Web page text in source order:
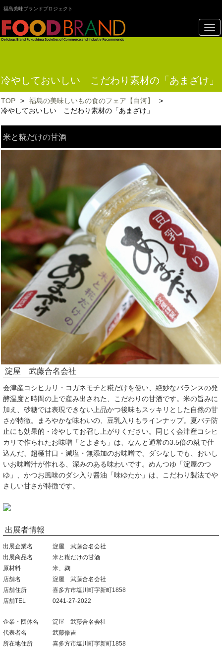
福島美味ブランドプロジェクト
冷やしておいしい こだわり素材の「あまざけ」
TOP > 福島の美味しいもの食のフェア【白河】
>
冷やしておいしい こだわり素材の「あまざけ」
米と糀だけの甘酒
淀屋 武藤合名会社
会津産コシヒカリ・コガネモチと糀だけを使い、絶妙なバランスの発
酵温度と時間の上で産み出された、こだわりの甘酒です。米の旨みに
加え、砂糖では表現できない上品かつ後味もスッキリとした自然の甘
さが特徴。まろやかな味わいの、豆乳入りもラインナップ。夏バテ防
止にも効果的・冷やしてお召し上がりください。同じく会津産コシヒ
カリで作られたお味噌「とよきち」は、なんと通常の3.5倍の糀で仕
込んだ、超極甘口・減塩・無添加のお味噌で、ダシなしでも、おいし
いお味噌汁が作れる、深みのある味わいです。めんつゆ「淀屋のつ
ゆ」、かつお風味のダシ入り醤油「味ゆたか」は、こだわり製法でや
さしい甘さが特徴です。
出展者情報
出展企業名
淀屋 武藤合名会社
出展商品名
米と糀だけの甘酒
原材料
米、麹
店舗名
淀屋 武藤合名会社
店舗住所
喜多方市塩川町字新町1858
店舗TEL
0241-27-2022
企業・団体名
淀屋 武藤合名会社
代表者名
武藤修吉
所在地住所
喜多方市塩川町字新町1858